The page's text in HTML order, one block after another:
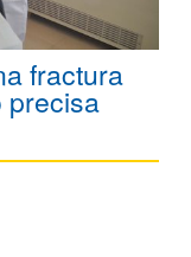
fractura
precisa